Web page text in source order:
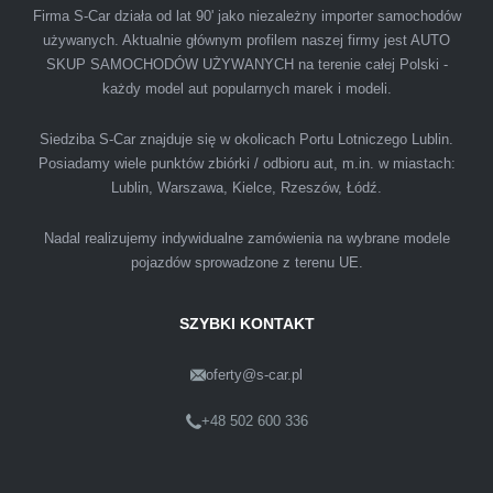
Polecam firmę s-car ze Świdnika. Dawno nie
podejściem. Szybko, sprawnie, w miłej
atmosferze. Nie wiedziałem, że sprzedaż
samochodu może być załatwiona tak
warunkach finansowych.
Lublin
Firma S-Car działa od lat 90' jako niezależny importer samochodów
używanych. Aktualnie głównym profilem naszej firmy jest AUTO
SKUP SAMOCHODÓW UŻYWANYCH na terenie całej Polski -
każdy model aut popularnych marek i modeli.
Siedziba S-Car znajduje się w okolicach Portu Lotniczego Lublin.
Posiadamy wiele punktów zbiórki / odbioru aut, m.in. w miastach:
Lublin, Warszawa, Kielce, Rzeszów, Łódź.
Nadal realizujemy indywidualne zamówienia na wybrane modele
pojazdów sprowadzone z terenu UE.
SZYBKI KONTAKT
oferty@s-car.pl
+48 502 600 336